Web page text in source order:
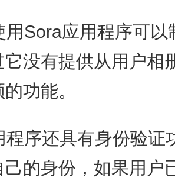
用Sora应用程序可
它没有提供从用户相
功能。
程序还具有身份验证
己的身份，如果用户